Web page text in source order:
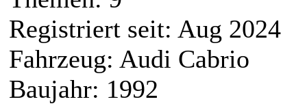
Registriert seit: Aug 2024
Fahrzeug: Audi Cabrio
Baujahr: 1992